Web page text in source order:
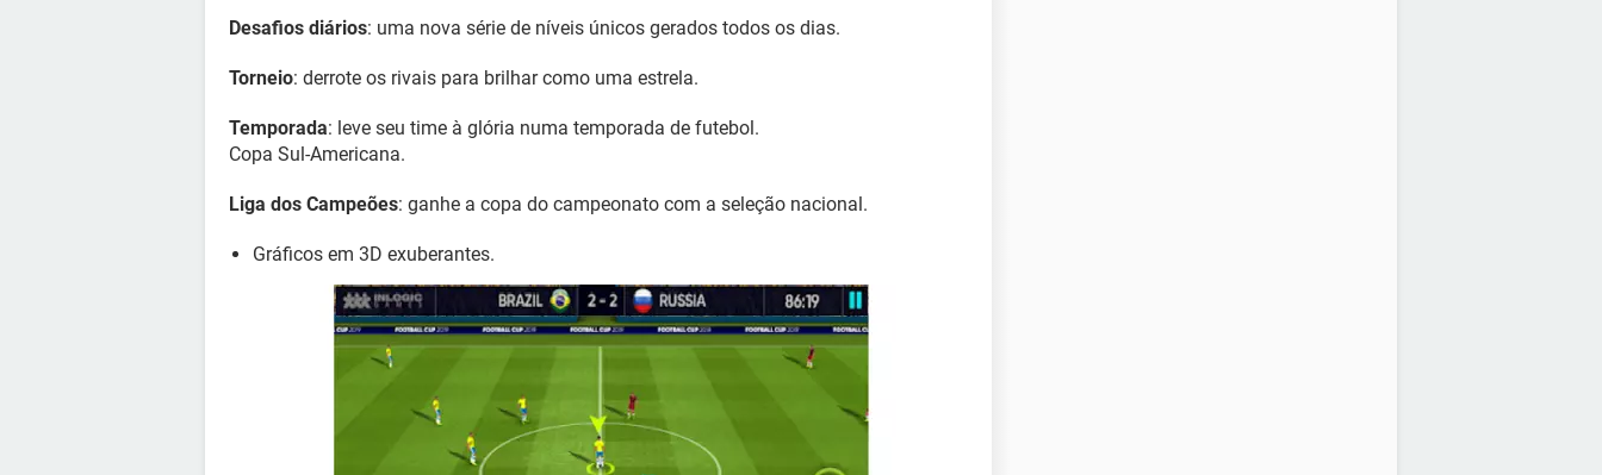
Desafios diários: uma nova série de níveis únicos gerados todos os dias.
Torneio: derrote os rivais para brilhar como uma estrela.
Temporada: leve seu time à glória numa temporada de futebol.
Copa Sul-Americana.
Liga dos Campeões: ganhe a copa do campeonato com a seleção nacional.
Gráficos em 3D exuberantes.